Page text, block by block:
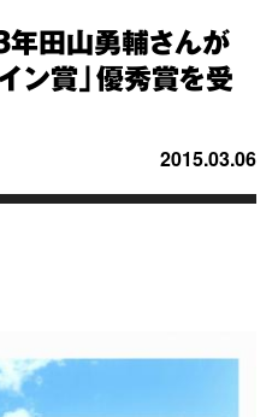
年田山勇輔さんが
ン賞」優秀賞を受
2015.03.06